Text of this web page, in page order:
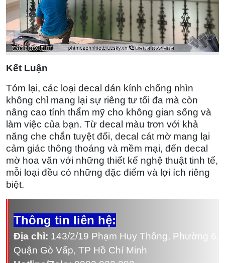
Kết Luận
Tóm lại, các loại decal dán kính chống nhìn
không chỉ mang lại sự riêng tư tối đa mà còn
nâng cao tính thẩm mỹ cho không gian sống và
làm việc của bạn. Từ decal màu trơn với khả
năng che chắn tuyệt đối, decal cát mờ mang lại
cảm giác thông thoáng và mềm mại, đến decal
mờ hoa văn với những thiết kế nghệ thuật tinh tế,
mỗi loại đều có những đặc điểm và lợi ích riêng
biệt.
Thông tin liên hệ:
Địa chỉ: 143/2/19 Phạm Huy Thông, Phường 6,
Quận Gò Vấp, TP Hồ Chí Minh